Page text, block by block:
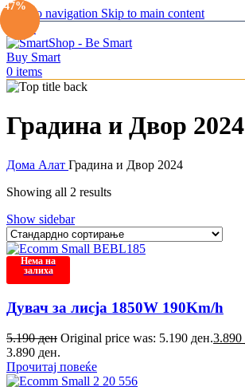
Skip to navigation Skip to main content
0 items
Градина и Двор 2024
Дома Алат Градина и Двор 2024
Showing all 2 results
Show sidebar
Нема на
залиха
-25%
Дувач за лисја 1850W 190Km/h
5.190ден Original price was: 5.190 ден.3.890
3.890 ден.
Прочитај повеќе
-47%